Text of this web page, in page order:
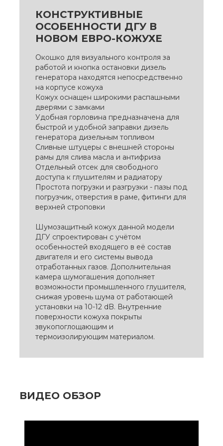
КОНСТРУКТИВНЫЕ
ОСОБЕННОСТИ ДГУ В
НОВОМ ЕВРО-КОЖУХЕ
Окошко для визуального контроля за
работой и кнопка остановки дизель
генератора находятся непосредственно
на корпусе кожуха
Кожух оснащен широкими распашными
дверями с замками
Удобная горловина предназначена для
быстрой и удобной заправки дизель
генератора дизельным топливом
Сливные штуцеры с внешней стороны
рамы для слива масла и антифриза
Отдельный отсек для свободного
доступа к глушителям и радиатору
Простота погрузки и разгрузки - пазы под
погрузчик, отверстия в раме, фитинги для
верхней строповки
Шумозащитный кожух данной модели
ДГУ спроектирован с учётом
особенностей входящего в её состав
двигателя и его системы вывода
отработанных газов. Дополнительная
камера шумогашения дополняет
возможности промышленного глушителя,
снижая уровень шума от работающей
установки на 10-12 dB. Внутренние
поверхности кожуха покрыты
звукопоглощающим и
термоизолирующим материалом.
ВИДЕО ОБЗОР